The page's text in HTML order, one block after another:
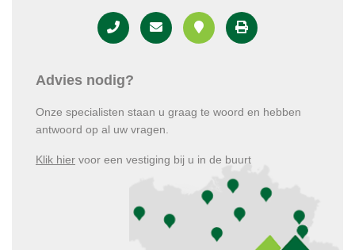
Advies nodig?
Onze specialisten staan u graag te woord en hebben
antwoord op al uw vragen.
Klik hier voor een vestiging bij u in de buurt